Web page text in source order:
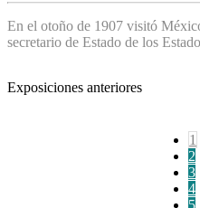
En el otoño de 1907 visitó
secretario de Estado de los
Exposiciones anteriores
1
2
3
4
5